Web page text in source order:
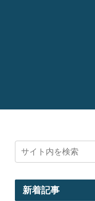
新着記事